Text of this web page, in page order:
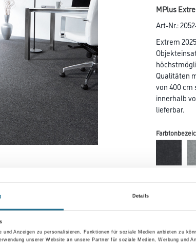
Details
und Anzeigen zu personalisieren, Funktionen für soziale Medien anbieten zu
unserer Website an unsere Partner für soziale Medien, Werbung und
MPlus
Art-Nr.:
Extrem
Qualitäten
von 400 cm
innerhalb
lieferbar.